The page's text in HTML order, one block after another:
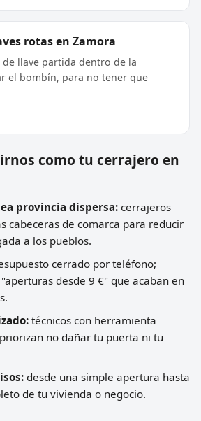
rotas en Zamora
llave partida dentro de la
el bombín, para no tener que
como tu cerrajero en
provincia dispersa: cerrajeros
cabeceras de comarca para reducir
a los pueblos.
cerrado por teléfono;
desde 9 €" que acaban en
técnicos con herramienta
no dañar tu puerta ni tu
desde una simple apertura hasta
de tu vivienda o negocio.